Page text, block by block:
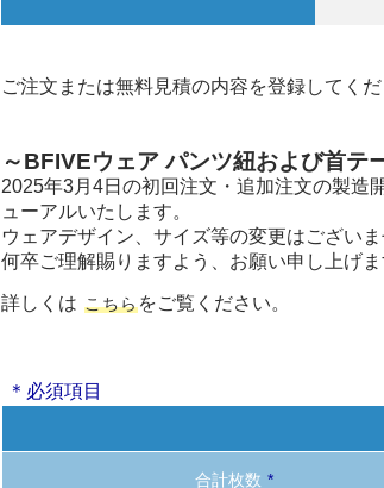
ご注文または無料見積の内容を登録してく
～BFIVEウェア パンツ紐および首テ
2025年3月4日の初回注文・追加注文の製造
ューアルいたします。
ウェアデザイン、サイズ等の変更はございま
何卒ご理解賜りますよう、お願い申し上げま
詳しくは こちらをご覧ください。
＊必須項目
合計枚数 *